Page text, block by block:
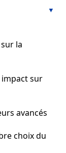
la
impact sur
avancés
choix du